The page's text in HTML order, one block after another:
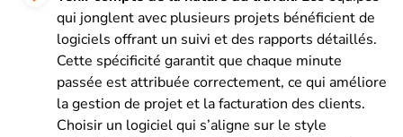
qui jonglent avec plusieurs projets bénéficient de
logiciels offrant un suivi et des rapports détaillés.
Cette spécificité garantit que chaque minute
passée est attribuée correctement, ce qui améliore
la gestion de projet et la facturation des clients.
Choisir un logiciel qui s’aligne sur le style